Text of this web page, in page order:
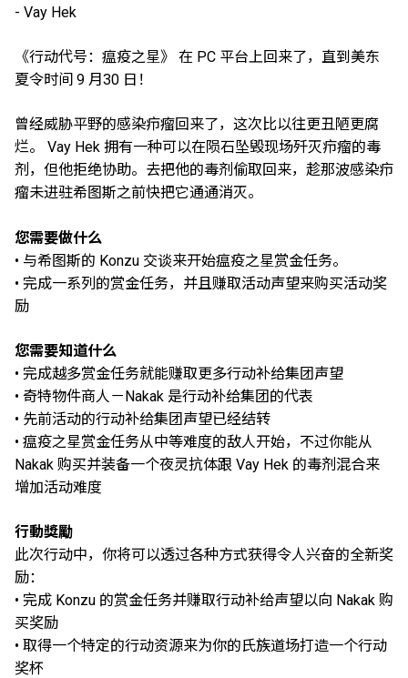
- Vay Hek
《行动代号：瘟疫之星》 在 PC 平台上回来了，直到美东
夏令时间 9 月30 日！
曾经威胁平野的感染疖瘤回来了，这次比以往更丑陋更腐
烂。 Vay Hek 拥有一种可以在陨石坠毁现场歼灭疖瘤的毒
剂，但他拒绝协助。去把他的毒剂偷取回来，趁那波感染疖
瘤未进驻希图斯之前快把它通通消灭。
您需要做什么
• 与希图斯的 Konzu 交谈来开始瘟疫之星赏金任务。
• 完成一系列的赏金任务，并且赚取活动声望来购买活动奖
励
您需要知道什么
• 完成越多赏金任务就能赚取更多行动补给集团声望
• 奇特物件商人－Nakak 是行动补给集团的代表
• 先前活动的行动补给集团声望已经结转
• 瘟疫之星赏金任务从中等难度的敌人开始，不过你能从
Nakak 购买并装备一个夜灵抗体跟 Vay Hek 的毒剂混合来
增加活动难度
行動獎勵
此次行动中，你将可以透过各种方式获得令人兴奋的全新奖
励：
• 完成 Konzu 的赏金任务并赚取行动补给声望以向 Nakak 购
买奖励
• 取得一个特定的行动资源来为你的氏族道场打造一个行动
奖杯